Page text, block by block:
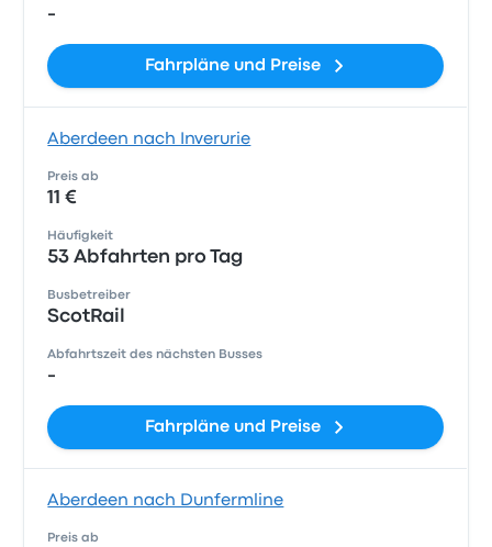
-
Fahrpläne und Preise
Aberdeen nach Inverurie
Preis ab
11 €
Häufigkeit
53 Abfahrten pro Tag
Busbetreiber
ScotRail
Abfahrtszeit des nächsten Busses
-
Fahrpläne und Preise
Aberdeen nach Dunfermline
Preis ab